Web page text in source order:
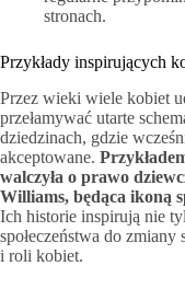
stronach.
Przykłady inspirujących
Przez wieki wiele kobiet
przełamywać utarte
dziedzinach, gdzie
akceptowane.
walczyła o prawo
Williams, będąca ikoną
Ich historie inspirują nie
społeczeństwa do
i roli kobiet.